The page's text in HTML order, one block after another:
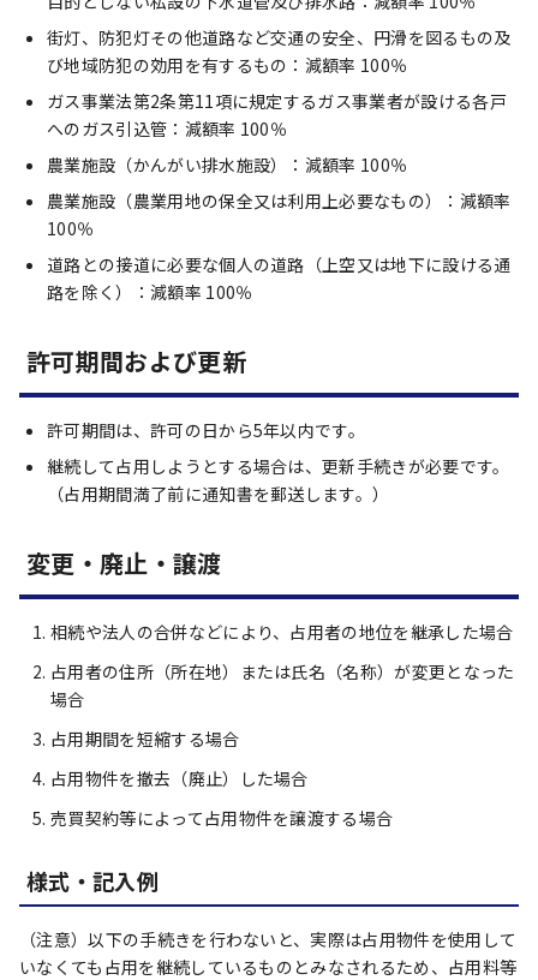
街灯、防犯灯その他道路など交通の安全、円滑を図るもの及
び地域防犯の効用を有するもの：減額率 100％
ガス事業法第2条第11項に規定するガス事業者が設ける各戸
へのガス引込管：減額率 100％
農業施設（かんがい排水施設）：減額率 100％
農業施設（農業用地の保全又は利用上必要なもの）：減額率
100％
道路との接道に必要な個人の道路（上空又は地下に設ける通
路を除く）：減額率 100％
許可期間および更新
許可期間は、許可の日から5年以内です。
継続して占用しようとする場合は、更新手続きが必要です。
（占用期間満了前に通知書を郵送します。）
変更・廃止・譲渡
相続や法人の合併などにより、占用者の地位を継承した場合
占用者の住所（所在地）または氏名（名称）が変更となった
場合
占用期間を短縮する場合
占用物件を撤去（廃止）した場合
売買契約等によって占用物件を譲渡する場合
様式・記入例
（注意）以下の手続きを行わないと、実際は占用物件を使用して
いなくても占用を継続しているものとみなされるため、占用料等